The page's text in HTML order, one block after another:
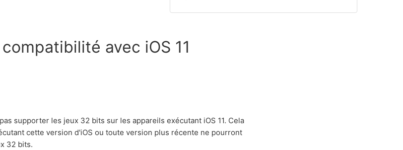
avec iOS 11
supporter les jeux 32 bits sur les appareils exécutant iOS 11. Cela
cette version d'iOS ou toute version plus récente ne pourront
32 bits.